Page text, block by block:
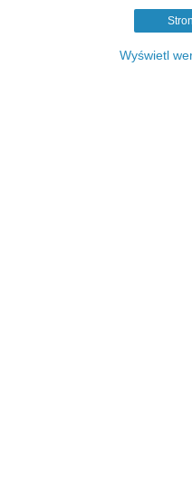
Wyświetl